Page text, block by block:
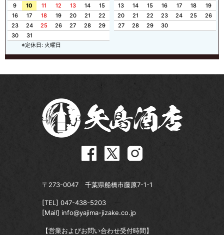
9
10 11 12 13 14
15
16
17 18 19 20 21
22
23
24 25 26 27 28
29
30
31
13
14 15 16 17 18
19
20
21 22 23 24 25
26
27
28 29 30
※定休日: 火曜日
〒273-0047 千葉県船橋市藤原7-1-1
[TEL] 047-438-5203
[Mail] info@yajima-jizake.co.jp
【営業およびお問い合わせ受付時間】